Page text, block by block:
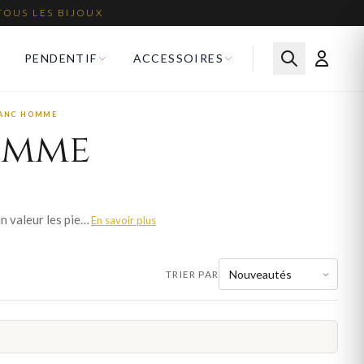
LES BIJOUX
PENDENTIF ACCESSOIRES
HOMME
L'or blanc, allié au rhodium, offre un éclat argenté d'une grande élégance. Il met particulièrement en valeur les pierres précieuses et confère un style moderne et raffiné. Nos alliances en or blanc homme sont travaillés avec le savoir-faire de la joaillerie française. Découvrez plus de 401 modèles et trouvez le bijou qui correspond à votre style. Livraison offerte en France métropolitaine.En savoir plus
TRIER PAR